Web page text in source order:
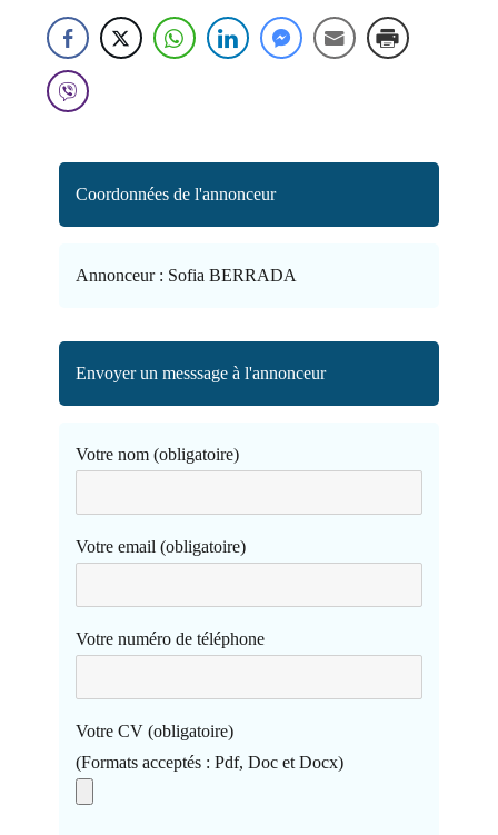
Coordonnées de l'annonceur
Annonceur : Sofia BERRADA
Envoyer un messsage à l'annonceur
Votre nom (obligatoire)
Votre email (obligatoire)
Votre numéro de téléphone
Votre CV (obligatoire)
(Formats acceptés : Pdf, Doc et Docx)